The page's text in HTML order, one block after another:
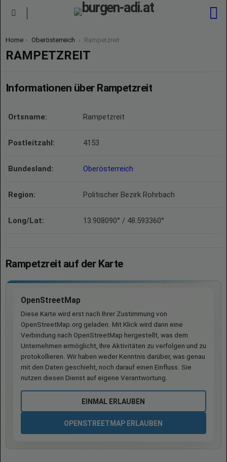
You are here:
Home Oberösterreich Rampetzreit
RAMPETZREIT
Informationen über Rampetzreit
Ortsname: Rampetzreit
Postleitzahl: 4153
Bundesland: Oberösterreich
Region: Politischer Bezirk Rohrbach
Long/Lat: 13.908090° / 48.593360°
Rampetzreit auf der Karte
OpenStreetMap
Diese Karte wird erst nach Ihrer Zustimmung von
OpenStreetMap.org geladen. Mit Klick wird dann eine
Verbindung nach OpenStreetMap hergestellt, was dem
Unternehmen ermöglicht, Ihre Aktivitäten zu verfolgen und zu
protokollieren. Wir haben weder Kenntnis darüber, was genau
mit den Daten geschieht, noch darauf einen Einfluss. Sie
nutzen diesen Dienst auf eigene Verantwortung.
EINMAL ERLAUBEN
OPENSTREETMAP ERLAUBEN